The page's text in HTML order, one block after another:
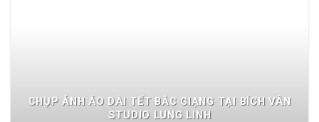
CHỤP ẢNH ÁO DÀI TẾT BẮC GIẠNG TẠI BÍCH VÂN
STUDIO LUNG LINH